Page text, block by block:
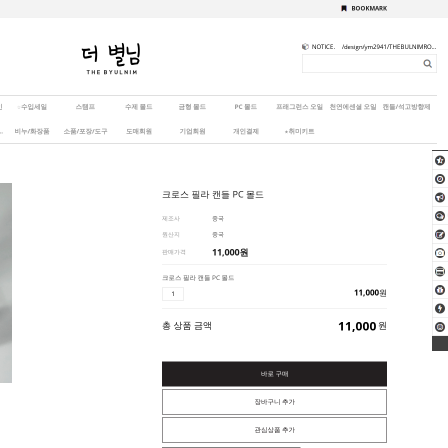
BOOKMARK
NOTICE. /design/ym2941/THEBULNIMROGO.png
☆수입세일 스탬프 수제 몰드 금형 몰드 PC 몰드 프래그런스 오일 천연에센셜 오일 캔들/석고방향제
리움 비누/화장품 소품/포장/도구 도매회원 기업회원 개인결제 ★취미키트
크로스 필라 캔들 PC 몰드
제조사
중국
원산지
중국
판매가격 11,000원
크로스 필라 캔들 PC 몰드
11,000원
총 상품 금액 11,000 원
바로 구매
장바구니 추가
관심상품 추가